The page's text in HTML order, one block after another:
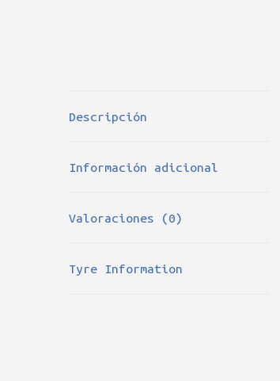
Descripción
Información adicional
Valoraciones (0)
Tyre Information